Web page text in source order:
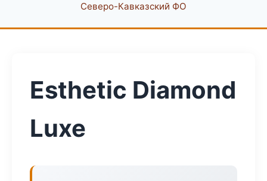
Северо-Кавказский ФО
Esthetic Diamond
Luxe